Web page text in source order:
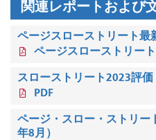
関連レポートおよび
ページスローストリート最
ページスローストリー
スローストリート2023評
PDF
ページ・スロー・ストリー
年8月）